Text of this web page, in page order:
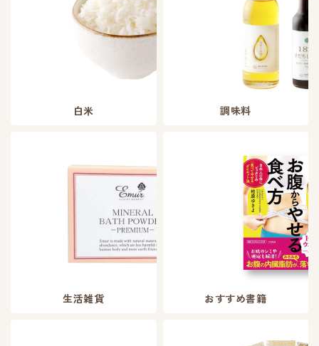
白米 調味料
生活雑貨 おすすめ書籍